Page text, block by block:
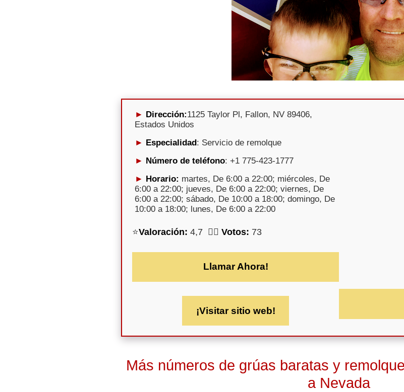
Dirección:1125 Taylor Pl, Fallon, NV 89406,
Estados Unidos
Especialidad: Servicio de remolque
Número de teléfono: +1 775-423-1777
Horario: martes, De 6:00 a 22:00; miércoles, De
6:00 a 22:00; jueves, De 6:00 a 22:00; viernes, De
6:00 a 22:00; sábado, De 10:00 a 18:00; domingo, De
10:00 a 18:00; lunes, De 6:00 a 22:00
⭐Valoración: 4,7 🕵️‍♀️ Votos: 73
Llamar Ahora!
¡Visitar sitio web!
Más números de grúas baratas y
a Nevada